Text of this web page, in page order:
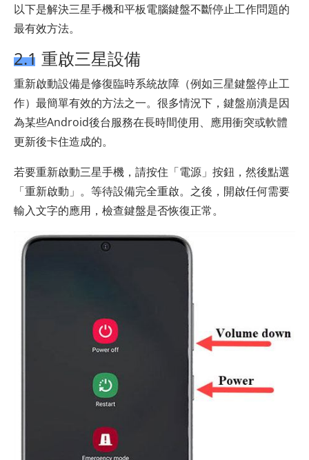
以下是解決三星手機和平板電腦鍵盤不斷停止工作問題的
最有效方法。
2.1 重啟三星設備
重新啟動設備是修復臨時系統故障（例如三星鍵盤停止工
作）最簡單有效的方法之一。很多情況下，鍵盤崩潰是因
為某些Android後台服務在長時間使用、應用衝突或軟體
更新後卡住造成的。
若要重新啟動三星手機，請按住「電源」按鈕，然後點選
「重新啟動」。等待設備完全重啟。之後，開啟任何需要
輸入文字的應用，檢查鍵盤是否恢復正常。